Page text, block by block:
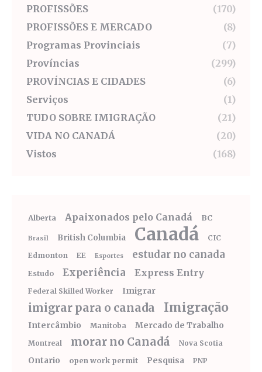
PROFISSÕES
(170)
PROFISSÕES E MERCADO
(8)
Programas Provinciais
(7)
Províncias
(299)
PROVÍNCIAS E CIDADES
(6)
Serviços
(1)
TUDO SOBRE IMIGRAÇÃO
(21)
VIDA NO CANADÁ
(20)
Vistos
(168)
Alberta Apaixonados pelo Canadá BC
Brasil British Columbia Canadá
CIC
Edmonton
EE Esportes estudar no canada
Estudo Experiência Express Entry
Federal Skilled Worker Imigrar
imigrar para o canada Imigração
Intercâmbio Manitoba Mercado de Trabalho
Montreal morar no Canadá Nova Scotia
Ontario open work permit Pesquisa PNP